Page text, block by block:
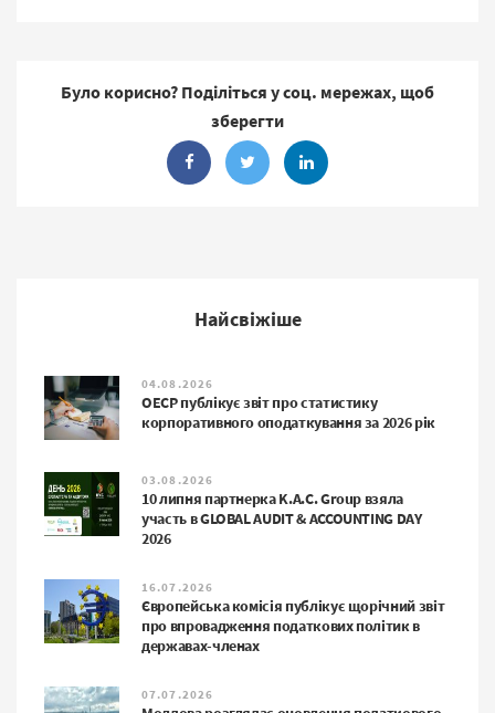
Було корисно? Поділіться у соц. мережах, щоб
зберегти
Найсвіжіше
04.08.2026
ОЕСР публікує звіт про статистику
корпоративного оподаткування за 2026 рік
03.08.2026
10 липня партнерка K.A.C. Group взяла
участь в GLOBAL AUDIT & ACCOUNTING DAY
2026
16.07.2026
Європейська комісія публікує щорічний звіт
про впровадження податкових політик в
державах-членах
07.07.2026